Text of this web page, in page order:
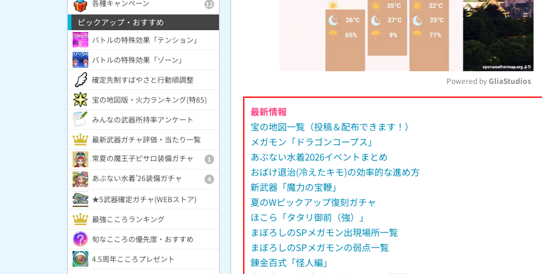
Powered by GliaStudios
最新情報
宝の地図一覧（投稿＆配布できます！）
メガモン「ドラゴンコープス」
あぶない水着2026イベントまとめ
おばけ退治(冷えたキモ)の効率的な進め方
新武器「魔力の宝鞭」
夏のWピックアップ復刻ガチャ
ほこら「タタリ御前（強）」
まぼろしのSPメガモン出現場所一覧
まぼろしのSPメガモンの弱点一覧
錬金百式「怪人編」
各種キャンペーン 12
ピックアップ・おすすめ
バトルの特殊効果「テンション」
バトルの特殊効果「ゾーン」
確定先制すばやさと行動順調整
宝の地図版・火力ランキング(特85)
みんなの武器所持率アンケート
最新武器ガチャ評価・当たり一覧
常夏の魔王子ピサロ装備ガチャ
1
あぶない水着'26装備ガチャ 4
★5武器確定ガチャ(WEBストア)
最強こころランキング
旬なこころの優先度・おすすめ
4.5周年こころプレゼント